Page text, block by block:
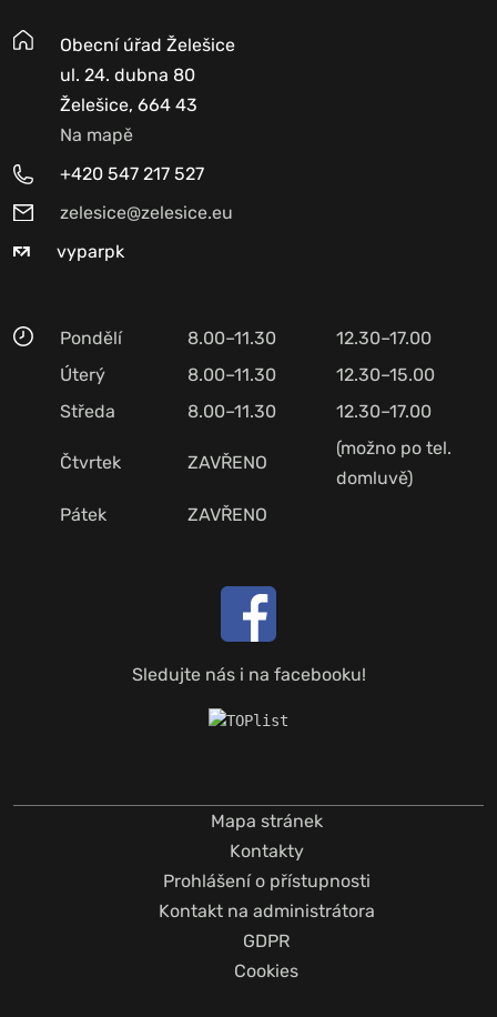
Obecní úřad Želešice
ul. 24. dubna 80
Želešice, 664 43
Na mapě
+420 547 217 527
zelesice@zelesice.eu
vyparpk
Pondělí 8.00–11.30
12.30–17.00
Úterý
8.00–11.30
12.30–15.00
Středa
8.00–11.30 12.30–17.00
Čtvrtek ZAVŘENO
(možno po tel.
domluvě)
Pátek
ZAVŘENO
Sledujte nás i na facebooku!
Mapa stránek
Kontakty
Prohlášení o přístupnosti
Kontakt na administrátora
GDPR
Cookies